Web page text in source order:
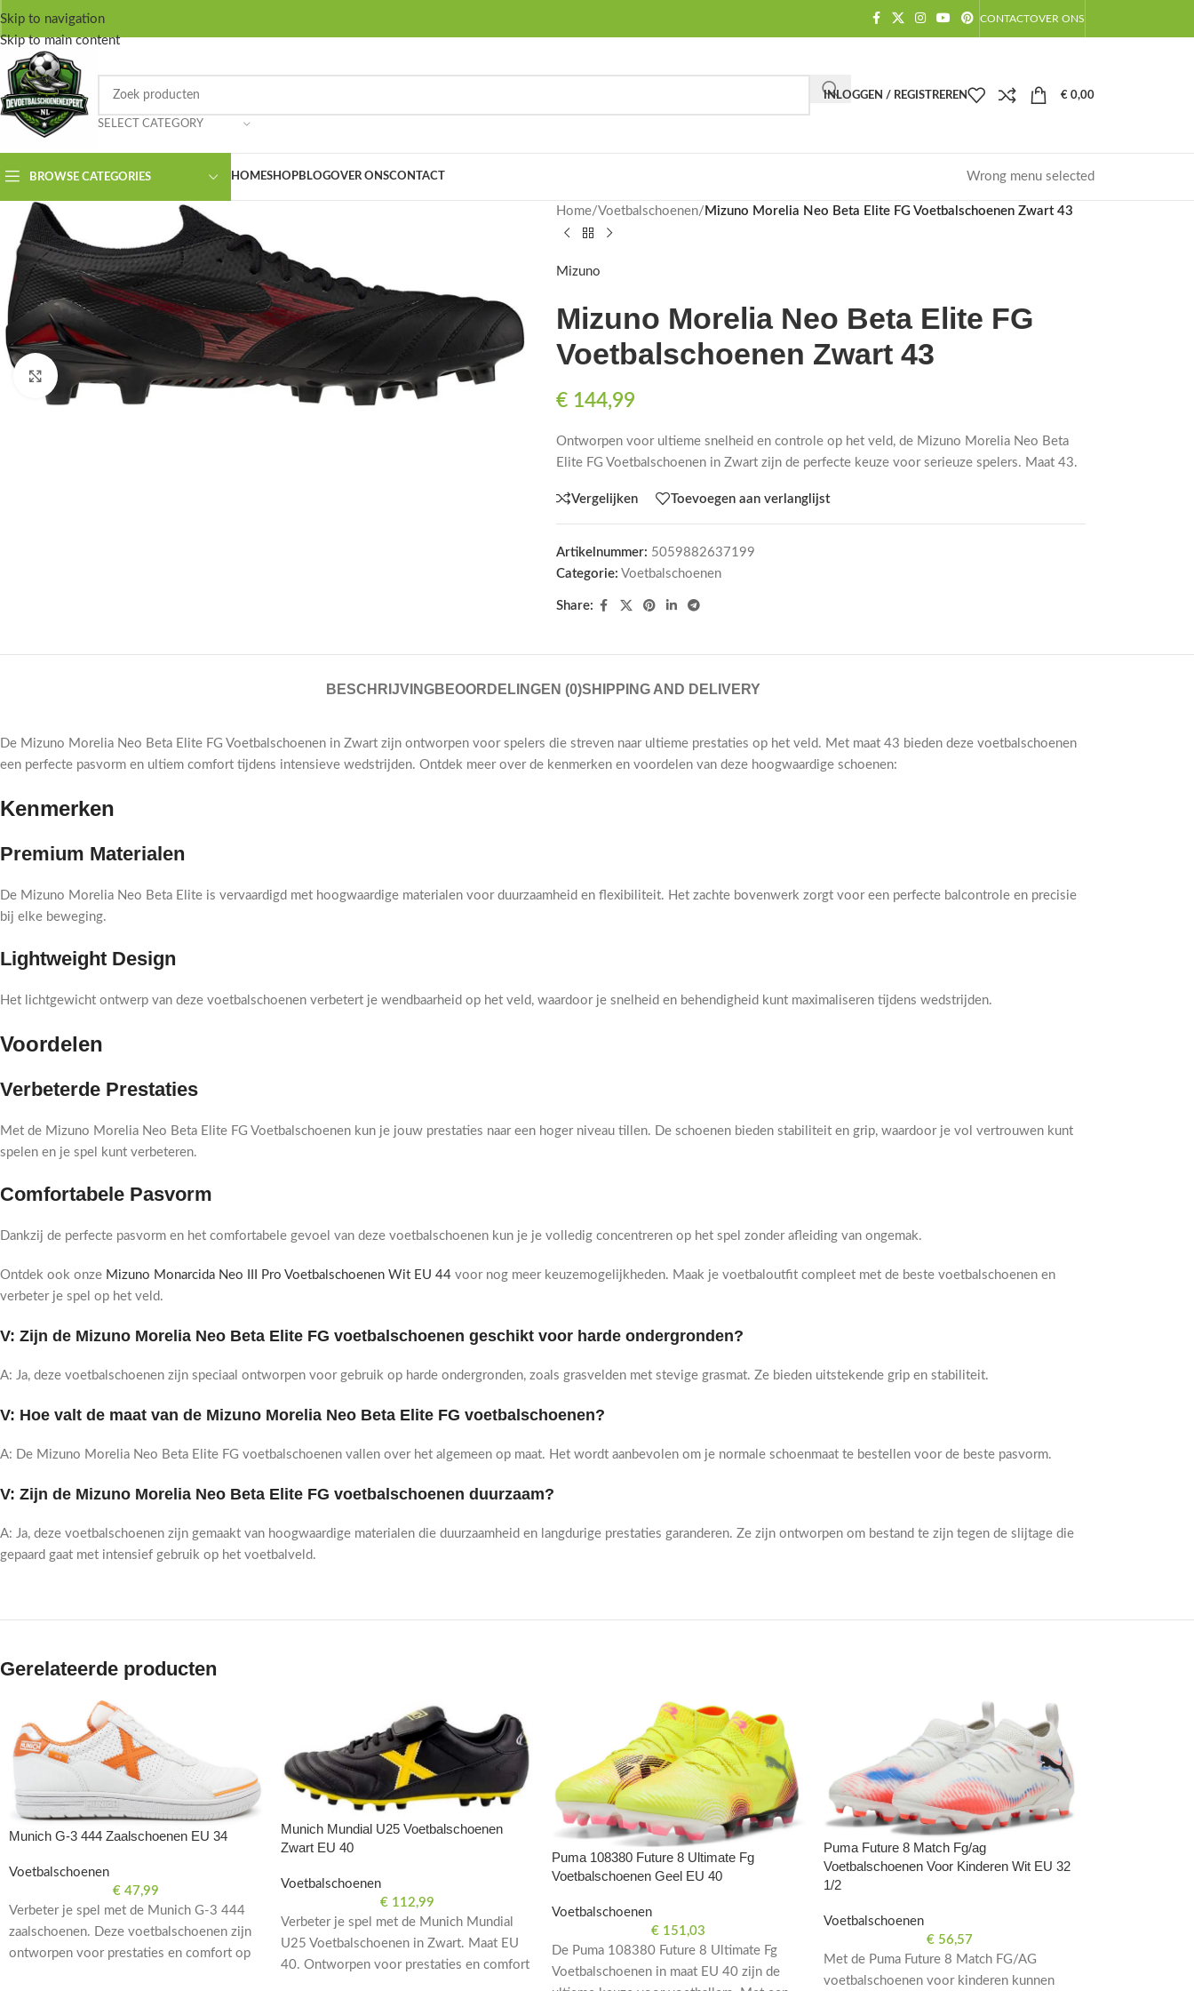
Skip to navigation
Skip to main content
CONTACTOVER ONS
SELECT CATEGORY
INLOGGEN / REGISTREREN € 0,00
BROWSE CATEGORIES HOMESHOPBLOGOVER ONSCONTACT Wrong menu selected
Click to enlarge
Home/Voetbalschoenen/ Mizuno Morelia Neo Beta Elite FG Voetbalschoenen Zwart 43
Mizuno
Mizuno Morelia Neo Beta Elite FG
Voetbalschoenen Zwart 43
€144,99
Ontworpen voor ultieme snelheid en controle op het veld, de Mizuno Morelia Neo Beta
Elite FG Voetbalschoenen in Zwart zijn de perfecte keuze voor serieuze spelers. Maat 43.
Vergelijken Toevoegen aan verlanglijst
Artikelnummer: 5059882637199
Categorie: Voetbalschoenen
Share:
BESCHRIJVINGBEOORDELINGEN (0)SHIPPING AND DELIVERY
De Mizuno Morelia Neo Beta Elite FG Voetbalschoenen in Zwart zijn ontworpen voor spelers die streven naar ultieme prestaties op het veld. Met maat 43 bieden deze voetbalschoenen
een perfecte pasvorm en ultiem comfort tijdens intensieve wedstrijden. Ontdek meer over de kenmerken en voordelen van deze hoogwaardige schoenen:
Kenmerken
Premium Materialen
De Mizuno Morelia Neo Beta Elite is vervaardigd met hoogwaardige materialen voor duurzaamheid en flexibiliteit. Het zachte bovenwerk zorgt voor een perfecte balcontrole en precisie
bij elke beweging.
Lightweight Design
Het lichtgewicht ontwerp van deze voetbalschoenen verbetert je wendbaarheid op het veld, waardoor je snelheid en behendigheid kunt maximaliseren tijdens wedstrijden.
Voordelen
Verbeterde Prestaties
Met de Mizuno Morelia Neo Beta Elite FG Voetbalschoenen kun je jouw prestaties naar een hoger niveau tillen. De schoenen bieden stabiliteit en grip, waardoor je vol vertrouwen kunt
spelen en je spel kunt verbeteren.
Comfortabele Pasvorm
Dankzij de perfecte pasvorm en het comfortabele gevoel van deze voetbalschoenen kun je je volledig concentreren op het spel zonder afleiding van ongemak.
Ontdek ook onze Mizuno Monarcida Neo III Pro Voetbalschoenen Wit EU 44 voor nog meer keuzemogelijkheden. Maak je voetbaloutfit compleet met de beste voetbalschoenen en
verbeter je spel op het veld.
V: Zijn de Mizuno Morelia Neo Beta Elite FG voetbalschoenen geschikt voor harde ondergronden?
A: Ja, deze voetbalschoenen zijn speciaal ontworpen voor gebruik op harde ondergronden, zoals grasvelden met stevige grasmat. Ze bieden uitstekende grip en stabiliteit.
V: Hoe valt de maat van de Mizuno Morelia Neo Beta Elite FG voetbalschoenen?
A: De Mizuno Morelia Neo Beta Elite FG voetbalschoenen vallen over het algemeen op maat. Het wordt aanbevolen om je normale schoenmaat te bestellen voor de beste pasvorm.
V: Zijn de Mizuno Morelia Neo Beta Elite FG voetbalschoenen duurzaam?
A: Ja, deze voetbalschoenen zijn gemaakt van hoogwaardige materialen die duurzaamheid en langdurige prestaties garanderen. Ze zijn ontworpen om bestand te zijn tegen de slijtage die
gepaard gaat met intensief gebruik op het voetbalveld.
Gerelateerde producten
Munich G-3 444 Zaalschoenen EU 34
Voetbalschoenen
€47,99
Verbeter je spel met de Munich G-3 444
zaalschoenen. Deze voetbalschoenen zijn
ontworpen voor prestaties en comfort op
Munich Mundial U25 Voetbalschoenen
Zwart EU 40
Voetbalschoenen
€112,99
Verbeter je spel met de Munich Mundial
U25 Voetbalschoenen in Zwart. Maat EU
40. Ontworpen voor prestaties en comfort
Puma 108380 Future 8 Ultimate Fg
Voetbalschoenen Geel EU 40
Voetbalschoenen
€ 151,03
De Puma 108380 Future 8 Ultimate Fg
Voetbalschoenen in maat EU 40 zijn de
Puma Future 8 Match Fg/ag
Voetbalschoenen Voor Kinderen Wit EU 32
1/2
Voetbalschoenen
€ 56,57
Met de Puma Future 8 Match FG/AG
voetbalschoenen voor kinderen kunnen